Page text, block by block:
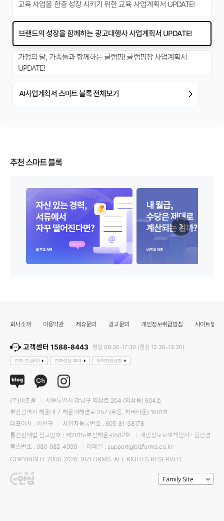
교육 사업을 한층 성장 시키기 위한 교육 사업계획서 UPDATE!
브랜드의 성장을 함께하는 광고대행사 사업계획서 UPDATE!
가정의 달, 가족들과 함께하는 글램핑! 글램핑장 사업계획서
UPDATE!
AI사업계획서 스마트 블록 전체보기
추천 스마트 블록
회사소개 이용약관 제휴문의 광고문의 개인정보취급방침 사이트맵
고객센터 1588-8443 평일 09:30-17:30 (점심 12:30-13:30)
전화 전 클릭! 전화상담 예약 원격지원요청
(주)비즈폼
서울특별시 강남구 역삼로 204 (역삼동) 604호
부산광역시 해운대구 해운대해변로 257 (우동, 하버타운) 1601호
대표이사 : 이선규
사업자등록번호 : 605-81-38178
통신판매업 신고번호 : 제2015-부산해운-0582호
개인정보보호책임자 : 김민경
팩스번호 : 080-082-4990
이메일 : support@bizforms.co.kr
COPYRIGHT 2000-2026. BIZFORMS. ALL RIGHTS RESERVED.
Family Site